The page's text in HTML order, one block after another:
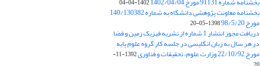
1402-04-04
بخشنامه معاونت پژوهشی دانشگاه به شماره 140/130382
مورخ 98/5/20 1398-05-20
دریافت مجوز انتشار 1 شماره از نشریه فیزیک زمین و فضا
در هر سال به زبان انگلیسی در جلسه کار گروه علوم پایه
مورخ 22/10/92 وزارت علوم، تحقیقات و فناوری
1392-11-